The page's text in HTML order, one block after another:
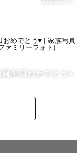
たいと思ってい
る』そんな写真
誕生日おめでとう♥️